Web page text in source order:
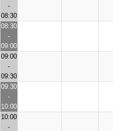
-
08:30
08:30
-
09:00
09:00
-
09:30
09:30
-
10:00
10:00
-